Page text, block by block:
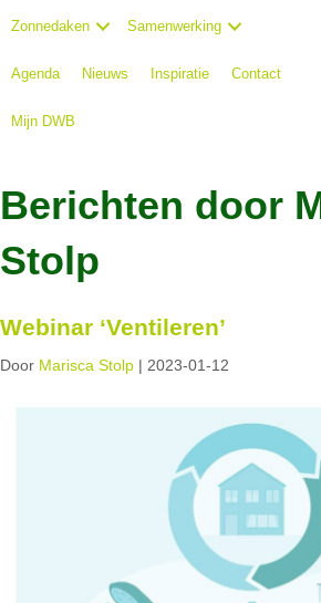
Zonnedaken Samenwerking
Agenda Nieuws Inspiratie Contact
Mijn DWB
Berichten door
Stolp
Webinar ‘Ventileren’
Door Marisca Stolp | 2023-01-12